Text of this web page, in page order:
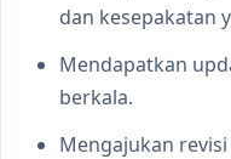
dan kesepakatan
Mendapatkan
berkala.
Mengajukan